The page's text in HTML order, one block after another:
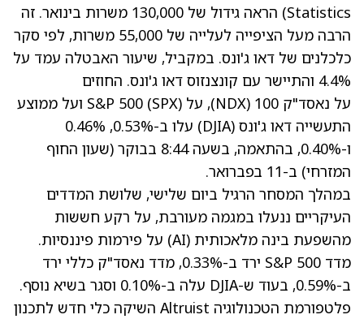
Statistics) הראה גידול של 130,000 משרות בינואר. זה
הרבה מעל הציפייה לעלייה של 55,000 משרות, לפי סקר
כלכלנים של דאו ג'ונס. במקביל, שיעור האבטלה עמד על
4.4% והתיישר עם קונצנזוס דאו ג'ונס. החוזים
על נאסד"ק 100 (NDX), על S&P 500 (SPX) ועל ממוצע
התעשייה דאו ג'ונס (DJIA) עלו ב-0.53%, 0.46%
ו-0.40%, בהתאמה, בשעה 8:44 בבוקר (שעון החוף
המזרחי) ב-11 בפברואר.
במהלך המסחר הרגיל ביום שלישי, שלושת המדדים
העיקריים ננעלו במגמה מעורבת, על רקע חששות
מהשפעת בינה מלאכותית (AI) על פירמות פיננסיות.
מדד S&P 500 ירד ב-0.33%, מדד נאסד"ק כללי ירד
ב-0.59%, בעוד ש-DJIA עלה ב-0.10% וסגר בשיא נוסף.
פלטפורמת הטכנולוגיה Altruist השיקה כלי חדש לתכנון